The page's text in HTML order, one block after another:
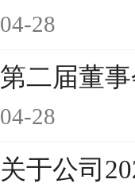
04-28
第二届董
04-28
关于公司